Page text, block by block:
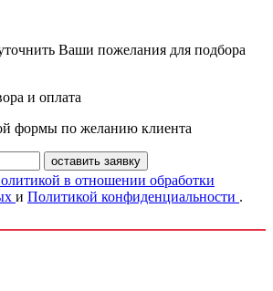
Ваши пожелания для подбора
и оплата
формы по желанию клиента
оставить заявку
в отношении обработки
и Политикой конфиденциальности .